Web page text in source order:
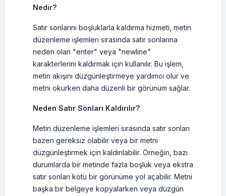
Nedir?
Satır sonlarını boşluklarla kaldırma hizmeti, metin
düzenleme işlemleri sırasında satır sonlarına
neden olan "enter" veya "newline"
karakterlerini kaldırmak için kullanılır. Bu işlem,
metin akışını düzgünleştirmeye yardımcı olur ve
metni okurken daha düzenli bir görünüm sağlar.
Neden Satır Sonları Kaldırılır?
Metin düzenleme işlemleri sırasında satır sonları
bazen gereksiz olabilir veya bir metni
düzgünleştirmek için kaldırılabilir. Örneğin, bazı
durumlarda bir metinde fazla boşluk veya ekstra
satır sonları kötü bir görünüme yol açabilir. Metni
başka bir belgeye kopyalarken veya düzgün